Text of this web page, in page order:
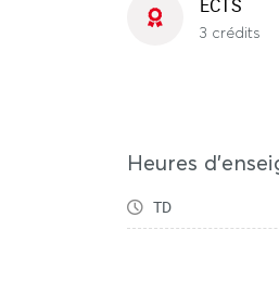
ECTS
3 crédits
Heures
TD